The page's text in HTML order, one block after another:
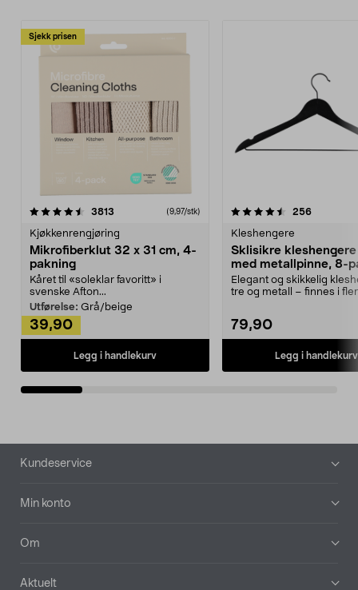
Sjekk prisen
3813 anmeldelser(9,97/stk)
Kjøkkenrengjøring
Mikrofiberklut 32 x 31 cm, 4-
pakning
Kåret til «soleklar favoritt» i
svenske Afton...
Utførelse: Grå/beige
39,90
Legg i handlekurv
4.5av 5 stjerner 256
Kleshengere
Sklisikre
med metallpinne, 8-
Elegant og skikkelig
tre og metall – finnes i
79,90
Legg i handlekurv
4.5av 5 stjerner
Bunntekst
Kundeservice
Min konto
Om
Aktuelt